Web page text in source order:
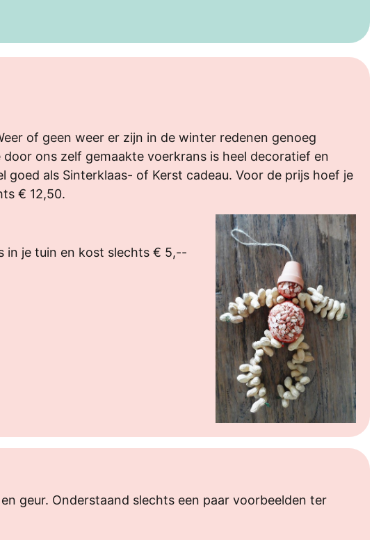
of geen weer er zijn in de winter redenen genoeg
ons zelf gemaakte voerkrans is heel decoratief en
goed als Sinterklaas- of Kerst cadeau. Voor de prijs hoef je
€ 12,50.
in je tuin en kost slechts € 5,--
geur. Onderstaand slechts een paar voorbeelden ter